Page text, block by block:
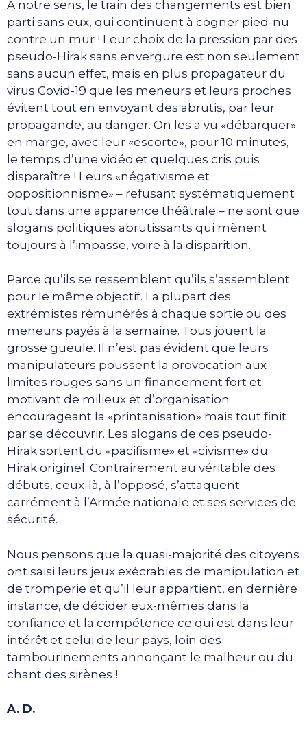
A notre sens, le train des changements est bien
parti sans eux, qui continuent à cogner pied-nu
contre un mur ! Leur choix de la pression par des
pseudo-Hirak sans envergure est non seulement
sans aucun effet, mais en plus propagateur du
virus Covid-19 que les meneurs et leurs proches
évitent tout en envoyant des abrutis, par leur
propagande, au danger. On les a vu «débarquer»
en marge, avec leur «escorte», pour 10 minutes,
le temps d’une vidéo et quelques cris puis
disparaître ! Leurs «négativisme et
oppositionnisme» – refusant systématiquement
tout dans une apparence théâtrale – ne sont que
slogans politiques abrutissants qui mènent
toujours à l’impasse, voire à la disparition.
Parce qu’ils se ressemblent qu’ils s’assemblent
pour le même objectif. La plupart des
extrémistes rémunérés à chaque sortie ou des
meneurs payés à la semaine. Tous jouent la
grosse gueule. Il n’est pas évident que leurs
manipulateurs poussent la provocation aux
limites rouges sans un financement fort et
motivant de milieux et d’organisation
encourageant la «printanisation» mais tout finit
par se découvrir. Les slogans de ces pseudo-
Hirak sortent du «pacifisme» et «civisme» du
Hirak originel. Contrairement au véritable des
débuts, ceux-là, à l’opposé, s’attaquent
carrément à l’Armée nationale et ses services de
sécurité.
Nous pensons que la quasi-majorité des citoyens
ont saisi leurs jeux exécrables de manipulation et
de tromperie et qu’il leur appartient, en dernière
instance, de décider eux-mêmes dans la
confiance et la compétence ce qui est dans leur
intérêt et celui de leur pays, loin des
tambourinements annonçant le malheur ou du
chant des sirènes !
A. D.